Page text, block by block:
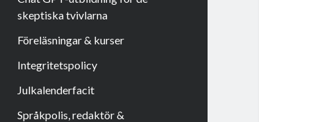
skeptiska tvivlarna
Föreläsningar & kurser
Integritetspolicy
Julkalenderfacit
Språkpolis, redaktör &